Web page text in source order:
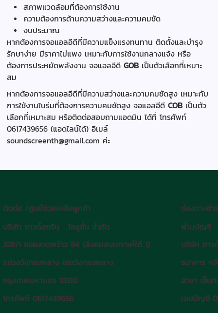
สภาพแวดล้อมที่ต้องการใช้งาน
ความต้องการด้านความสว่างและความคมชัด
งบประมาณ
หากต้องการจอแอลอีดีที่มีความแข็งแรงทนทาน ติดตั้งและบำรุง
รักษาง่าย มีราคาไม่แพง เหมาะกับการใช้งานกลางแจ้ง หรือ
ต้องการประหยัดพลังงาน จอแอลอีดีGOB เป็นตัวเลือกที่เหมาะ
สม
หากต้องการจอแอลอีดีที่มีความสว่างและความคมชัดสูง เหมาะกับ
การใช้งานในร่มที่ต้องการความคมชัดสูง จอแอลอีดีCOB เป็นตัว
เลือกที่เหมาะสม หรือติดต่อสอบถามแอดมิน ได้ที่ โทรศัพท์
0617439656 (แอดไลน์ได้) อีเมล์
soundscreenth@gmail.com ค่ะ
ติดต่อ /ศูนย์ช่วยเหลือลูกค้า
บริษัท ซาวด์สกรีน โซลูชั่น จำกัด
328/1 ซอยลาดพร้าว 84 (สังคมสงเคราะห์ใต้ 1)
แขวงวังทองหลาง เขตวังทองหลาง
กรุงเทพมหานคร 10310
โทรศัพท์ 0617439656
ช่องทางชำ
ผ่านบัญชี
บริษัท ซาว
ธนาคาร ก
สาขา เซ็
เลขบัญชี